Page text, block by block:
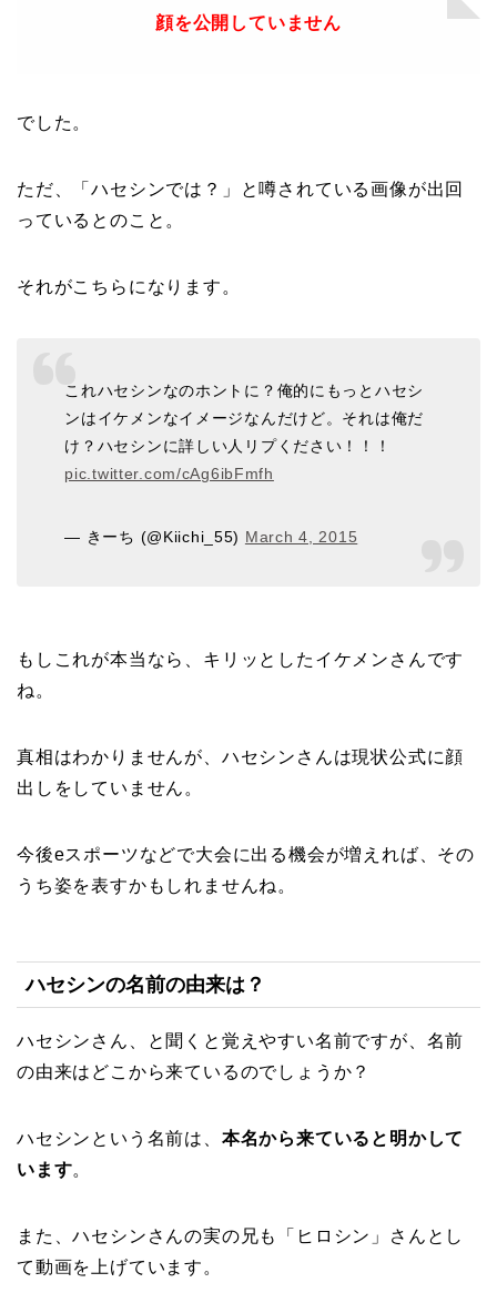
顔を公開していません
でした。
ただ、「ハセシンでは？」と噂されている画像が出回
っているとのこと。
それがこちらになります。
これハセシンなのホントに？俺的にもっとハセシ
ンはイケメンなイメージなんだけど。それは俺だ
け？ハセシンに詳しい人リプください！！！
pic.twitter.com/cAg6ibFmfh
— きーち (@Kiichi_55) March 4, 2015
もしこれが本当なら、キリッとしたイケメンさんです
ね。
真相はわかりませんが、ハセシンさんは現状公式に顔
出しをしていません。
今後eスポーツなどで大会に出る機会が増えれば、その
うち姿を表すかもしれませんね。
ハセシンの名前の由来は？
ハセシンさん、と聞くと覚えやすい名前ですが、名前
の由来はどこから来ているのでしょうか？
ハセシンという名前は、 本名から来ていると明かして
います。
また、ハセシンさんの実の兄も「ヒロシン」さんとし
て動画を上げています。